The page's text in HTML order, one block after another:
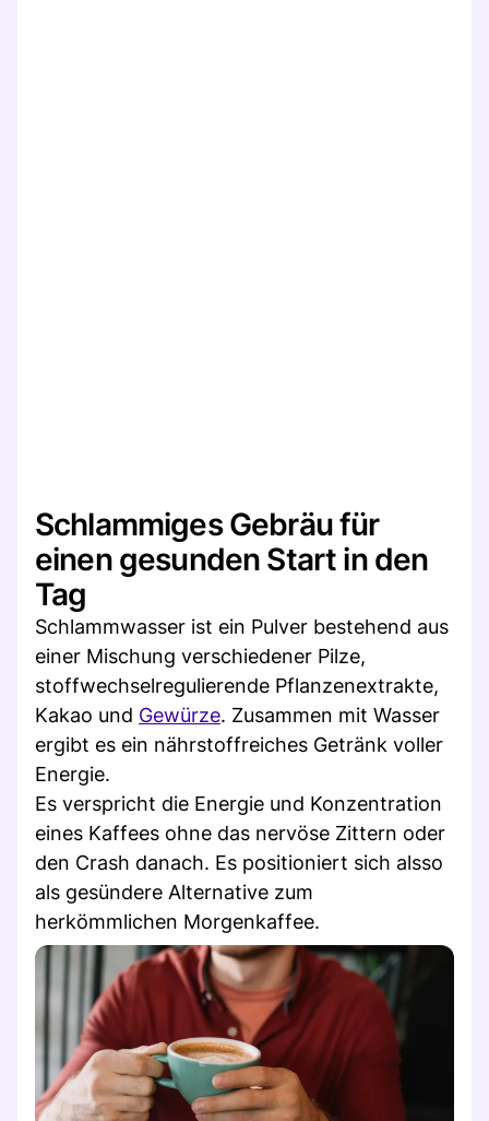
Schlammiges Gebräu für
einen gesunden Start in den
Tag
Schlammwasser ist ein Pulver bestehend aus
einer Mischung verschiedener Pilze,
stoffwechselregulierende Pflanzenextrakte,
Kakao und Gewürze. Zusammen mit Wasser
ergibt es ein nährstoffreiches Getränk voller
Energie.
Es verspricht die Energie und Konzentration
eines Kaffees ohne das nervöse Zittern oder
den Crash danach. Es positioniert sich alsso
als gesündere Alternative zum
herkömmlichen Morgenkaffee.